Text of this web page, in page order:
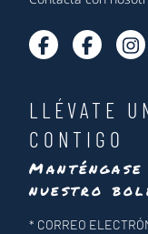
LLÉVATE
CONTIGO
nuestro
Newsletter
* CORREO